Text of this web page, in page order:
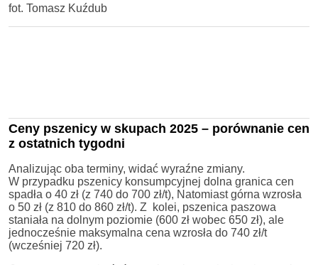
fot. Tomasz Kuźdub
Ceny pszenicy w skupach 2025 – porównanie cen
z ostatnich tygodni
Analizując oba terminy, widać wyraźne zmiany.
W przypadku pszenicy konsumpcyjnej dolna granica cen
spadła o 40 zł (z 740 do 700 zł/t), Natomiast górna wzrosła
o 50 zł (z 810 do 860 zł/t). Z kolei, pszenica paszowa
staniała na dolnym poziomie (600 zł wobec 650 zł), ale
jednocześnie maksymalna cena wzrosła do 740 zł/t
(wcześniej 720 zł).